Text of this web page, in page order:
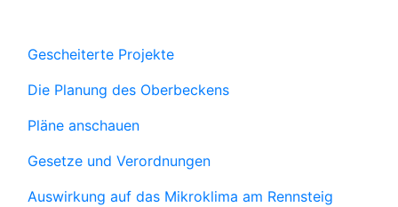
Gescheiterte Projekte
Die Planung des Oberbeckens
Pläne anschauen
Gesetze und Verordnungen
Auswirkung auf das Mikroklima am Rennsteig